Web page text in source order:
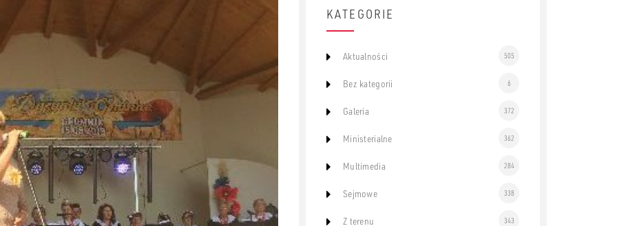
KATEGORIE
Aktualności 505
Bez kategorii 6
Galeria 372
Ministerialne 362
Multimedia 284
Sejmowe 338
Z terenu 343